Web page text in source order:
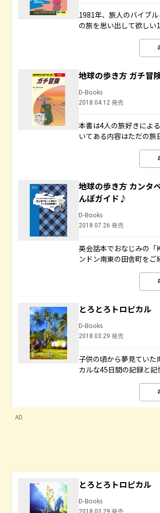
1981年、旅人のバイブ
の旅を思い出して欲しい1
地球の歩き方 ガチ冒
D-Books
2018.04.12 発売
本書は4人の旅好きによ
いてある内容はただの旅
地球の歩き方 カンタ
んぽガイド♪
D-Books
2018.07.26 発売
英会話本でおなじみの「
ンドン南東の田舎町をご
とろとろトロピカ
D-Books
2018.03.29 発売
子供の頃から夢見てい
カルな45日間の記録と記
AD
とろとろトロピカ
D-Books
2018.03.29 発売